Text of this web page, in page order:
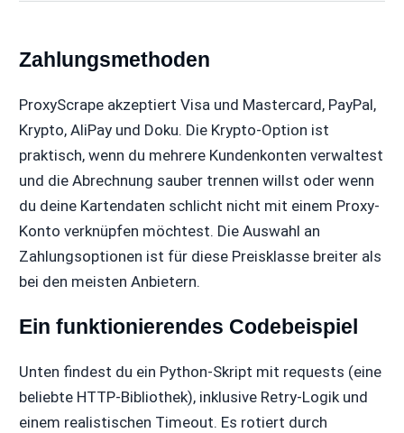
Zahlungsmethoden
ProxyScrape akzeptiert Visa und Mastercard, PayPal,
Krypto, AliPay und Doku. Die Krypto-Option ist
praktisch, wenn du mehrere Kundenkonten verwaltest
und die Abrechnung sauber trennen willst oder wenn
du deine Kartendaten schlicht nicht mit einem Proxy-
Konto verknüpfen möchtest. Die Auswahl an
Zahlungsoptionen ist für diese Preisklasse breiter als
bei den meisten Anbietern.
Ein funktionierendes Codebeispiel
Unten findest du ein Python-Skript mit requests (eine
beliebte HTTP-Bibliothek), inklusive Retry-Logik und
einem realistischen Timeout. Es rotiert durch